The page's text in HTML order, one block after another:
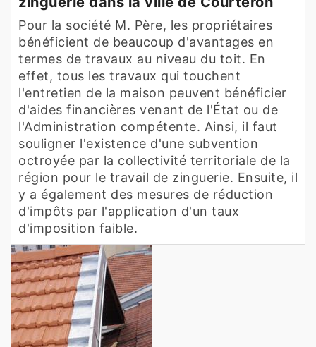
Pour la société M. Père, les propriétaires
bénéficient de beaucoup d'avantages en
termes de travaux au niveau du toit. En
effet, tous les travaux qui touchent
l'entretien de la maison peuvent bénéficier
d'aides financières venant de l'État ou de
l'Administration compétente. Ainsi, il faut
souligner l'existence d'une subvention
octroyée par la collectivité territoriale de la
région pour le travail de zinguerie. Ensuite, il
y a également des mesures de réduction
d'impôts par l'application d'un taux
d'imposition faible.